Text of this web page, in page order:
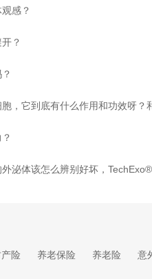
感？
？
险 养老保险 养老险
意